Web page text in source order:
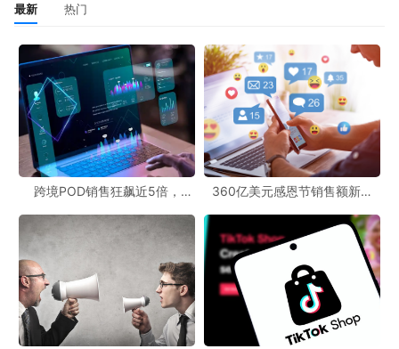
类。
及20多款AI作图工具和十几款图库资源，帮助卖家获取灵感，设计
出创意图案，让卖家用最少的时间，快速上品出货，掌握更多更新
的POD信息。
最新 热门
跨境POD销售狂飙近5倍，
360亿美元感恩节销售额新纪
新风潮！